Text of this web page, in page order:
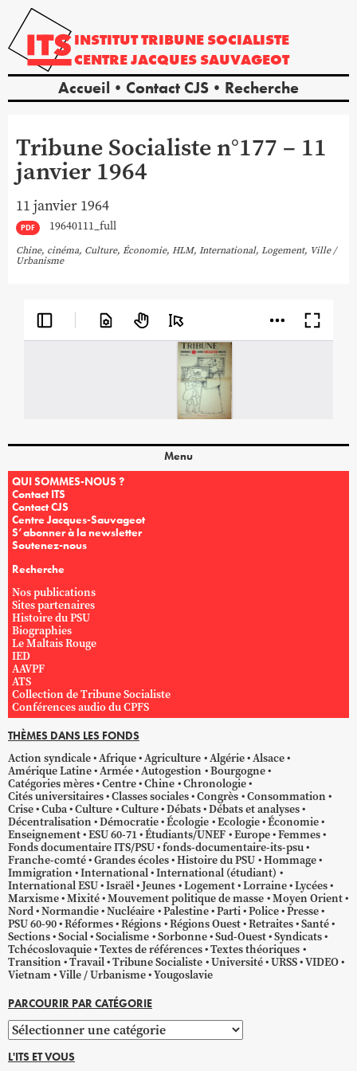
INSTITUTTRIBUNE SOCIALISTE
CENTREJACQUES SAUVAGEOT
Accueil Contact CJS Recherche
Tribune Socialiste n°177 – 11
janvier 1964
11 janvier 1964
PDF 19640111_full
Chine, cinéma, Culture, Économie, HLM, International, Logement, Ville /
Urbanisme
Menu
QUI SOMMES-NOUS ?
Contact ITS
Contact CJS
Centre Jacques-Sauvageot
S’abonner à la newsletter
Soutenez-nous
Recherche
Nos publications
Sites partenaires
Histoire du PSU
Biographies
Le Maltais Rouge
IED
AAVPF
ATS
Collection de Tribune Socialiste
Conférences audio du CPFS
THÈMES DANS LES FONDS
Action syndicale Afrique Agriculture Algérie Alsace
Amérique Latine Armée Autogestion
Bourgogne
Catégories mères Centre Chine Chronologie
Cités universitaires Classes sociales Congrès Consommation
Crise Cuba Culture Culture Débats Débats et analyses
Décentralisation Démocratie Écologie Ecologie Économie
Enseignement ESU 60-71 Étudiants/UNEF Europe Femmes
Fonds documentaire ITS/PSU fonds-documentaire-its-psu
Franche-comté Grandes écoles Histoire du PSU Hommage
Immigration International International (étudiant)
International ESU Israël Jeunes Logement Lorraine Lycées
Marxisme Mixité Mouvement politique de masse Moyen Orient
Nord Normandie Nucléaire Palestine Parti Police Presse
PSU 60-90 Réformes Régions Régions Ouest Retraites Santé
Sections Social Socialisme Sorbonne Sud-Ouest Syndicats
Tchécoslovaquie Textes de références Textes théoriques
Transition Travail Tribune Socialiste Université URSS VIDEO
Vietnam Ville / Urbanisme Yougoslavie
PARCOURIR PAR CATÉGORIE
Parcourir
par
catégorie
L'ITS ET VOUS